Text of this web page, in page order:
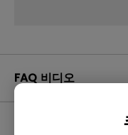
FAQ 비디오